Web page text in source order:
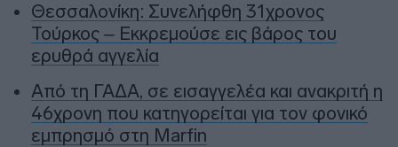
Θεσσαλονίκη: Συνελήφθη 31χρονος
Τούρκος – Εκκρεμούσε εις βάρος του
ερυθρά αγγελία
Από τη ΓΑΔΑ, σε εισαγγελέα και ανακριτή η
46χρονη που κατηγορείται για τον φονικό
εμπρησμό στη Marfin